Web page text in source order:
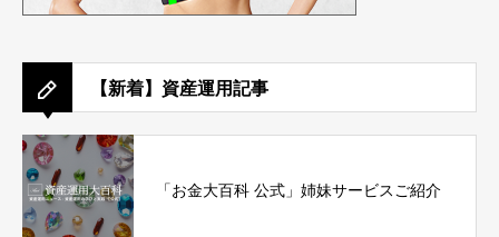
【新着】資産運用記事
「お金大百科 公式」姉妹サービスご紹介